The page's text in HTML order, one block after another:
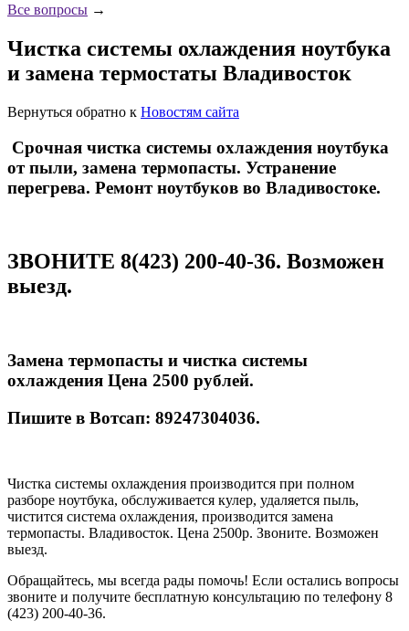
Все вопросы →
Чистка системы охлаждения ноутбука
и замена термостаты Владивосток
Вернуться обратно к Новостям сайта
Срочная чистка системы охлаждения ноутбука
от пыли, замена термопасты. Устранение
перегрева. Ремонт ноутбуков во Владивостоке.
ЗВОНИТЕ 8(423) 200-40-36. Возможен
выезд.
Замена термопасты и чистка системы
охлаждения Цена 2500 рублей.
Пишите в Вотсап: 89247304036.
Чистка системы охлаждения производится при полном
разборе ноутбука, обслуживается кулер, удаляется пыль,
чистится система охлаждения, производится замена
термопасты. Владивосток. Цена 2500р. Звоните. Возможен
выезд.
Обращайтесь, мы всегда рады помочь! Если остались вопросы
звоните и получите бесплатную консультацию по телефону 8
(423) 200-40-36.